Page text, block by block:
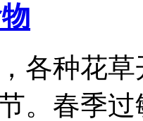
各种花
。春季